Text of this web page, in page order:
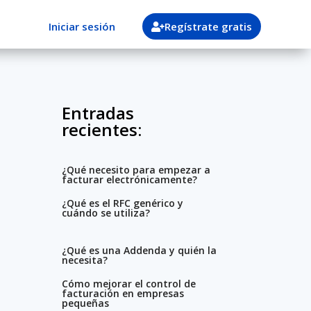
Iniciar sesión Regístrate gratis
Entradas
recientes:
¿Qué necesito para empezar a
facturar electrónicamente?
¿Qué es el RFC genérico y
cuándo se utiliza?
¿Qué es una Addenda y quién la
necesita?
Cómo mejorar el control de
facturación en empresas
pequeñas